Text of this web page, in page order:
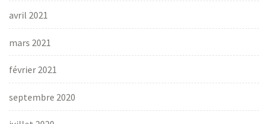
avril 2021
mars 2021
février 2021
septembre 2020